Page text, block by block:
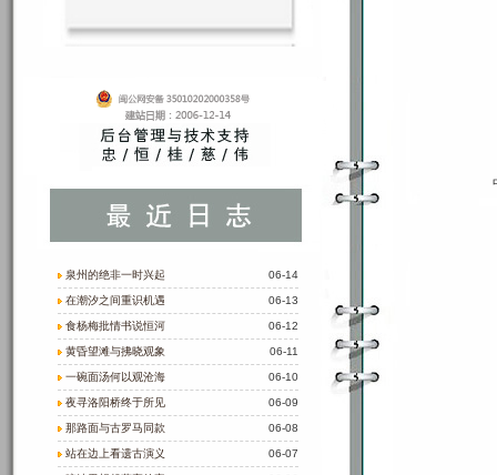
06-14
泉州的绝非一时兴起
06-13
在潮汐之间重识机遇
06-12
食杨梅批情书说恒河
06-11
黄昏望滩与拂晓观象
06-10
一碗面汤何以观沧海
06-09
夜寻洛阳桥终于所见
06-08
那路面与古罗马同款
06-07
站在边上看遗古演义